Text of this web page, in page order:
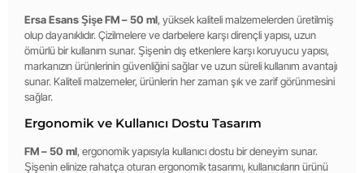
Ersa Esans Şişe FM – 50 ml, yüksek kaliteli malzemelerden üretilmiş
olup dayanıklıdır. Çizilmelere ve darbelere karşı dirençli yapısı, uzun
ömürlü bir kullanım sunar. Şişenin dış etkenlere karşı koruyucu yapısı,
markanızın ürünlerinin güvenliğini sağlar ve uzun süreli kullanım avantajı
sunar. Kaliteli malzemeler, ürünlerin her zaman şık ve zarif görünmesini
sağlar.
Ergonomik ve Kullanıcı Dostu Tasarım
FM – 50 ml, ergonomik yapısıyla kullanıcı dostu bir deneyim sunar.
Şişenin elinize rahatça oturan ergonomik tasarımı, kullanıcıların ürünü